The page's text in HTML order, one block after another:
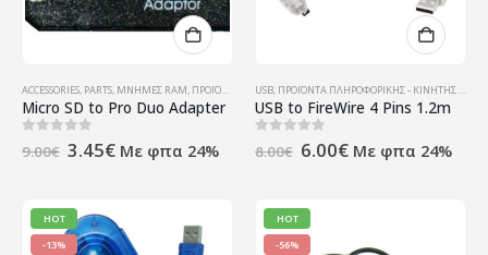
ACCESSORIES, PARTS, ΜΝΉΜΕΣ RAM, ΠΡΟΪΌΝΤΑ TECHNOSHOP ,ΥΠΟΛΟΓΙΣΤΈΣ - ΗΛΕΚΤΡΟΝΙΚΆ
Micro SD to Pro Duo Adapter
out of 5
9.00€ Original
3.45€Η
τρέχουσα
3.45€.
Με φπα 24%
USB, ΠΡΟΪΌΝΤΑ ΠΛΗΡΟΦΟΡΙΚΉΣ - ΚΙΝΗΤΉΣ ΤΗΛΕΦΩΝΊΑΣ - ΗΛΕΚΤΡΟΝΙΚΆ
USB to FireWire 4 Pins 1.2m
out of 5
8.00€ Original
6.00€Η
τρέχουσα
Με φπα 24%
HOT
-13%
HOT
-56%